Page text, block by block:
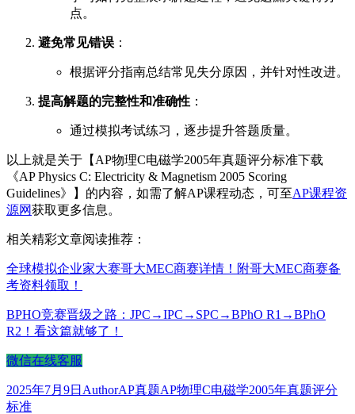
点。
避免常见错误 ：
根据评分指南总结常见失分原因，并针对性改进。
提高解题的完整性和准确性 ：
通过模拟考试练习，逐步提升答题质量。
以上就是关于【AP物理C电磁学2005年真题评分标准下载
《AP Physics C: Electricity & Magnetism 2005 Scoring
Guidelines》】的内容，如需了解AP课程动态，可至AP课程资
源网获取更多信息。
相关精彩文章阅读推荐：
全球模拟企业家大赛哥大MEC商赛详情！附哥大MEC商赛备
考资料领取！
BPHO竞赛晋级之路：JPC→IPC→SPC→BPhO R1→BPhO
R2！看这篇就够了！
微信在线客服
发
布
2025年7月9日 作
Author分
AP真题标
AP物理C电磁学2005年真题评分
标准